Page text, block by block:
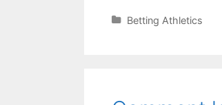
:
Categories
Betting Athletics